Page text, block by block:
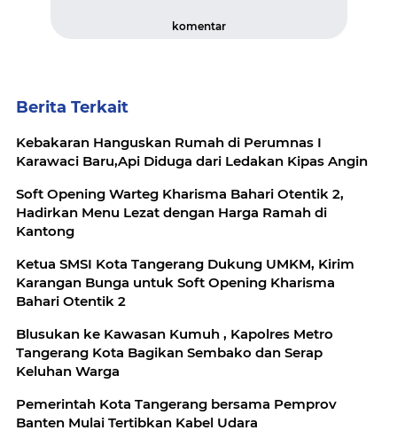
komentar
Berita Terkait
Kebakaran Hanguskan Rumah di Perumnas I
Karawaci Baru,Api Diduga dari Ledakan Kipas Angin
Soft Opening Warteg Kharisma Bahari Otentik 2,
Hadirkan Menu Lezat dengan Harga Ramah di
Kantong
Ketua SMSI Kota Tangerang Dukung UMKM, Kirim
Karangan Bunga untuk Soft Opening Kharisma
Bahari Otentik 2
Blusukan ke Kawasan Kumuh , Kapolres Metro
Tangerang Kota Bagikan Sembako dan Serap
Keluhan Warga
Pemerintah Kota Tangerang bersama Pemprov
Banten Mulai Tertibkan Kabel Udara